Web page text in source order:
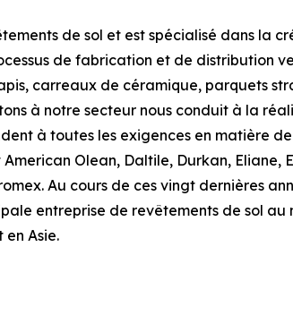
de sol et est spécialisé dans la
de fabrication et de distribution
carreaux de céramique, parquets
à notre secteur nous conduit à la
à toutes les exigences en matière
Olean, Daltile, Durkan, Eliane,
Au cours de ces vingt dernières
entreprise de revêtements de sol au
Asie.